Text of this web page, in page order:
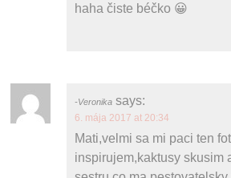
haha čiste béčko 😀
Veronika says:
6. mája 2017 at 20:34
Mati,velmi sa mi paci ten
inspirujem,kaktusy skusim